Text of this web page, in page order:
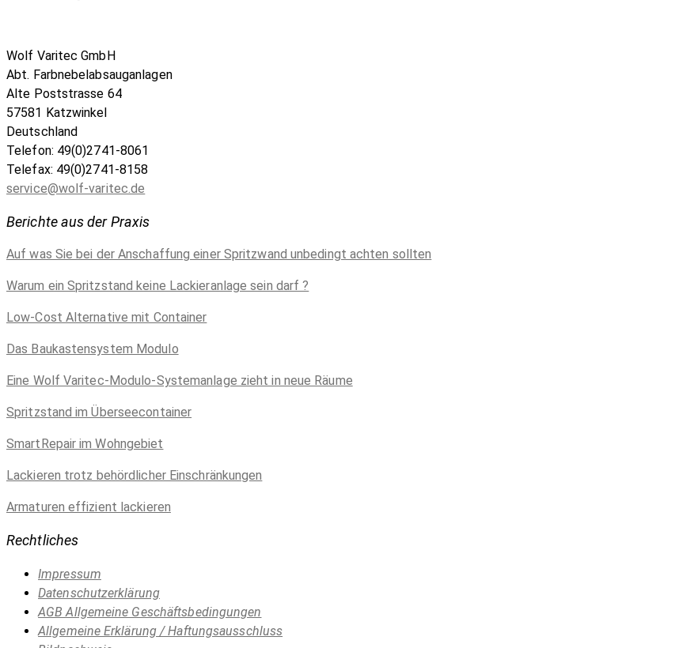
Wolf Varitec GmbH
Abt. Farbnebelabsauganlagen
Alte Poststrasse 64
57581 Katzwinkel
Deutschland
Telefon: 49(0)2741-8061
Telefax: 49(0)2741-8158
service@wolf-varitec.de
Berichte aus der Praxis
Auf was Sie bei der Anschaffung einer Spritzwand unbedingt achten sollten
Warum ein Spritzstand keine Lackieranlage sein darf ?
Low-Cost Alternative mit Container
Das Baukastensystem Modulo
Eine Wolf Varitec-Modulo-Systemanlage zieht in neue Räume
Spritzstand im Überseecontainer
SmartRepair im Wohngebiet
Lackieren trotz behördlicher Einschränkungen
Armaturen effizient lackieren
Rechtliches
Impressum
Datenschutzerklärung
AGB Allgemeine Geschäftsbedingungen
Allgemeine Erklärung / Haftungsausschluss